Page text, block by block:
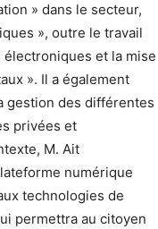
» dans le secteur,
», outre le travail
et la mise
». Il a également
gestion des différentes
privées et
M. Ait
numérique
technologies de
permettra au citoyen